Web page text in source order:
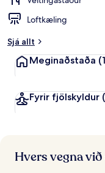
Loftkæling
Sjá allt
Meginaðstaða
Fyrir fjölskyldur
Hvers vegna